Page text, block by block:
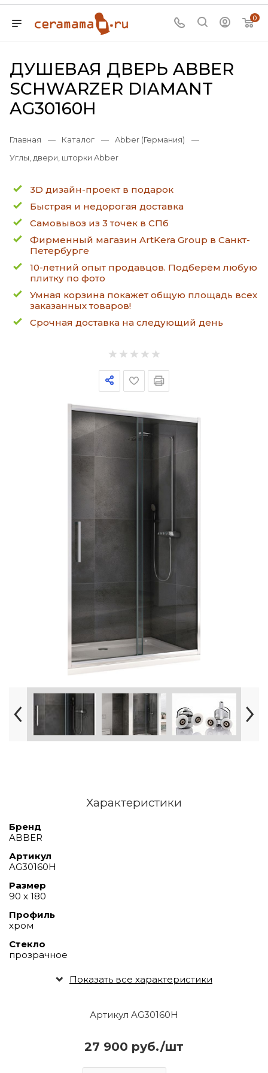
0
ДУШЕВАЯ ДВЕРЬ ABBER
SCHWARZER DIAMANT
AG30160H
Главная — Каталог — Abber (Германия)
—
Углы, двери, шторки Abber
3D дизайн-проект в подарок
Быстрая и недорогая доставка
Самовывоз из 3 точек в СПб
Фирменный магазин ArtKera Group в Санкт-
Петербурге
10-летний опыт продавцов. Подберём любую
плитку по фото
Умная корзина покажет общую площадь всех
заказанных товаров!
Срочная доставка на следующий день
Артикул AG30160H
27 900 руб./шт
Характеристики
Бренд
ABBER
Артикул
AG30160H
Размер
90 х 180
Профиль
хром
Стекло
прозрачное
Показать все характеристики